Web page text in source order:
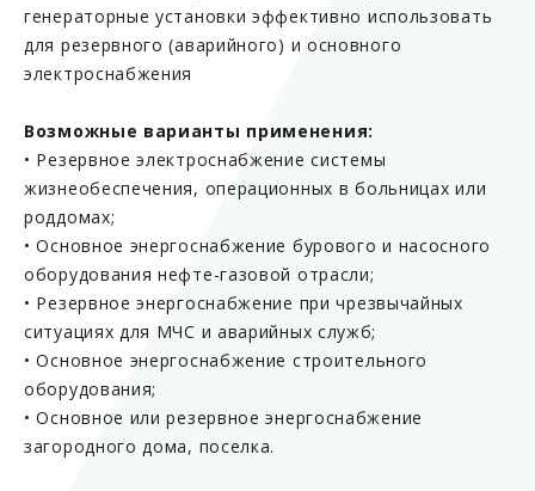
генераторные установки эффективно использовать
для резервного (аварийного) и основного
электроснабжения
Возможные варианты применения:
• Резервное электроснабжение системы
жизнеобеспечения, операционных в больницах или
роддомах;
• Основное энергоснабжение бурового и насосного
оборудования нефте-газовой отрасли;
• Резервное энергоснабжение при чрезвычайных
ситуациях для МЧС и аварийных служб;
• Основное энергоснабжение строительного
оборудования;
• Основное или резервное энергоснабжение
загородного дома, поселка.